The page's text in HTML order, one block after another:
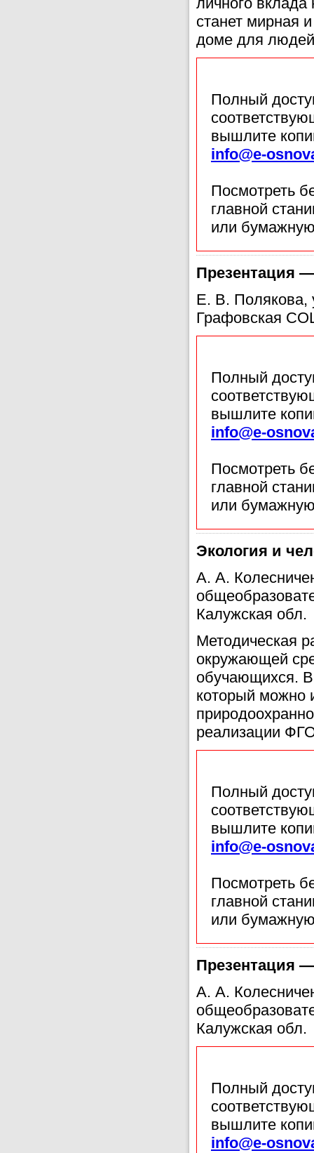
станет мирная
доме для
Полный
вышлите
info@e-
Посмотреть
главной
или
Презентация
Е. В. Полякова,
Графовская
Полный
вышлите
info@e-
Посмотреть
главной
или
Экология и
А. А.
Калужская обл.
Методическая
окружающей
обучающихся. В
который можно
реализации
Полный
вышлите
info@e-
Посмотреть
главной
или
Презентация
А. А.
Калужская обл.
Полный
вышлите
info@e-